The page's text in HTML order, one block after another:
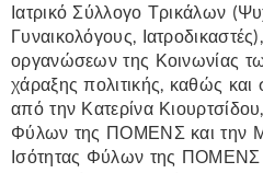
Ιατρικό Σύλλογο Τρικάλων
Γυναικολόγους,
οργανώσεων της Κοινωνίας
χάραξης πολιτικής, καθώς
από την Κατερίνα
Φύλων της ΠΟΜΕΝΣ και την
Ισότητας Φύλων της ΠΟΜΕΝΣ